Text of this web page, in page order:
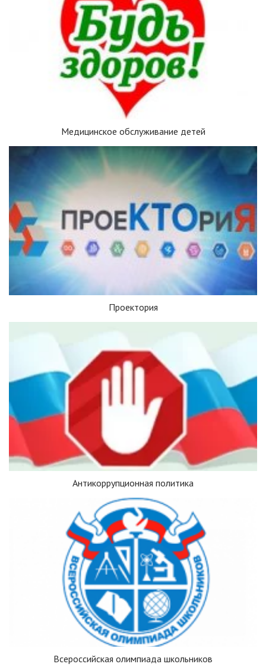
Медицинское обслуживание детей
Проектория
Антикоррупционная политика
Всероссийская олимпиада школьников